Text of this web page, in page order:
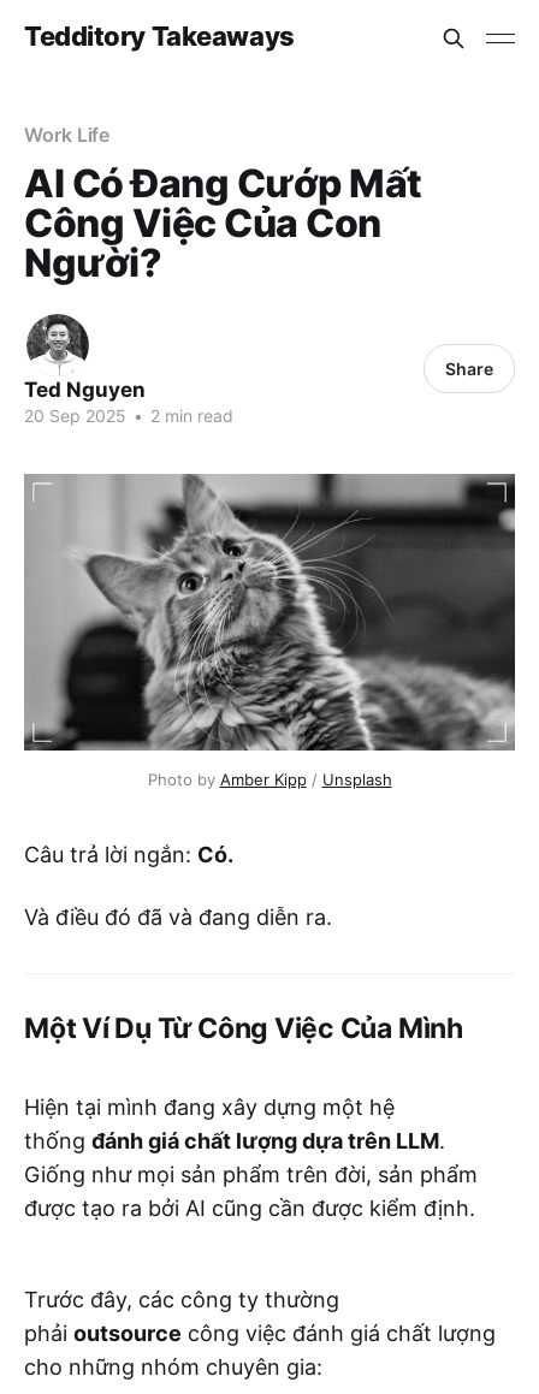
Tedditory Takeaways
Work Life
AI Có Đang Cướp Mất
Công Việc Của Con
Người?
Ted Nguyen
20 Sep 2025 • 2 min read
Share
Photo by Amber Kipp / Unsplash
Câu trả lời ngắn: Có.
Và điều đó đã và đang diễn ra.
Một Ví Dụ Từ Công Việc Của Mình
Hiện tại mình đang xây dựng một hệ
thống đánh giá chất lượng dựa trên LLM.
Giống như mọi sản phẩm trên đời, sản phẩm
được tạo ra bởi AI cũng cần được kiểm định.
Trước đây, các công ty thường
phải outsource công việc đánh giá chất lượng
cho những nhóm chuyên gia: